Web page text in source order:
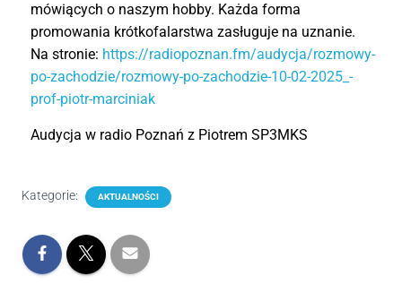
mówiących o naszym hobby. Każda forma
promowania krótkofalarstwa zasługuje na uznanie.
Na stronie: https://radiopoznan.fm/audycja/rozmowy-
po-zachodzie/rozmowy-po-zachodzie-10-02-2025_-
prof-piotr-marciniak
Audycja w radio Poznań z Piotrem SP3MKS
Kategorie: AKTUALNOŚCI